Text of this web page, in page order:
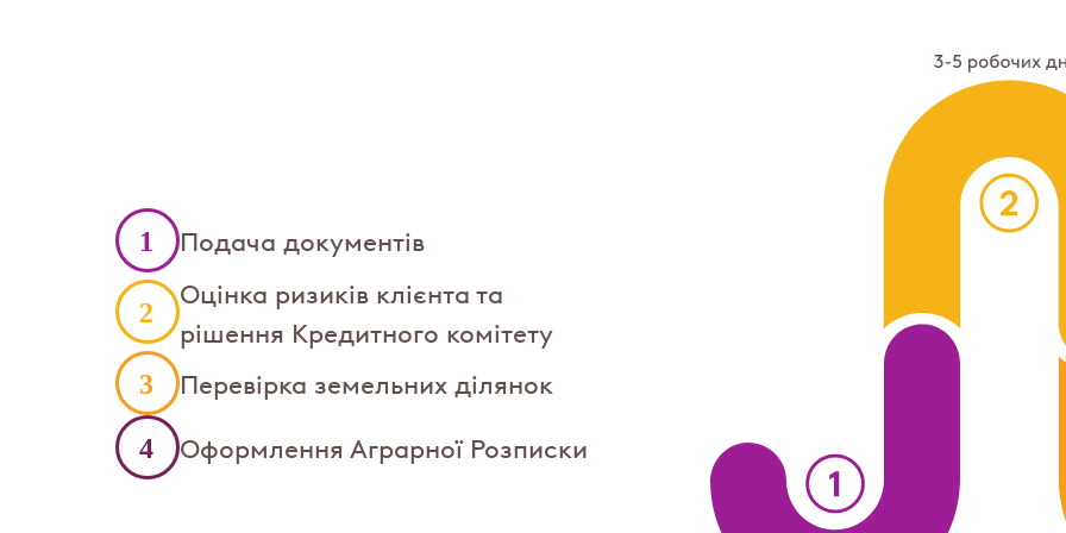
Подача документів
Оцінка ризиків клієнта та
рішення Кредитного комітету
Перевірка земельних ділянок
Оформлення Аграрної Розписки